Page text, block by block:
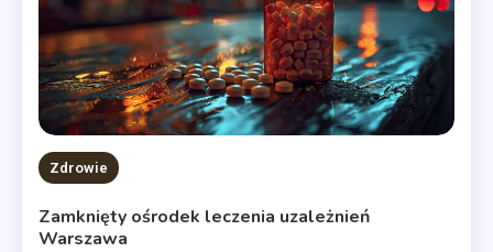
Zdrowie
Zamknięty ośrodek leczenia uzależnień
Warszawa